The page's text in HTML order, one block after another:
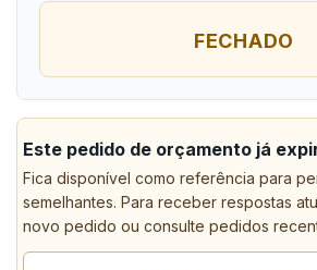
FECHADO
Este pedido de orçamento já
Fica disponível como referência para
semelhantes. Para receber respostas
novo pedido ou consulte pedidos